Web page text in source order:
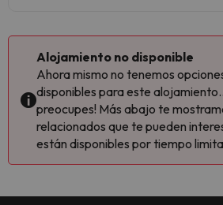
Alojamiento no disponible
Ahora mismo no tenemos
disponibles para este
preocupes! Más abajo te
relacionados que te pueden
están disponibles por tiempo